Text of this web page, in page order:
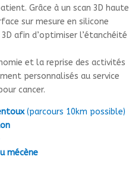
Grâce à un scan 3D haute
sur mesure en silicone
afin d’optimiser l’étanchéité
et la reprise des activités
personnalisés au service
cancer.
(parcours 10km possible)
mécène